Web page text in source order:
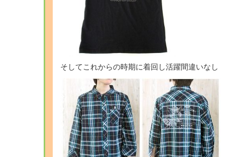
そしてこれからの時期に着回し活躍間違いなし